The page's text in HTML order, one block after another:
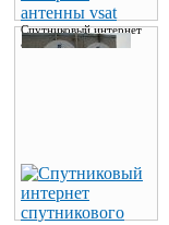
Спутниковый интернет
антенны vsat